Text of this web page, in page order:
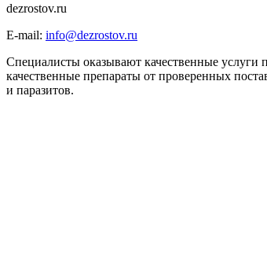
dezrostov.ru
E-mail: info@dezrostov.ru
Специалисты оказывают качественные услуги
качественные препараты от проверенных
и паразитов.